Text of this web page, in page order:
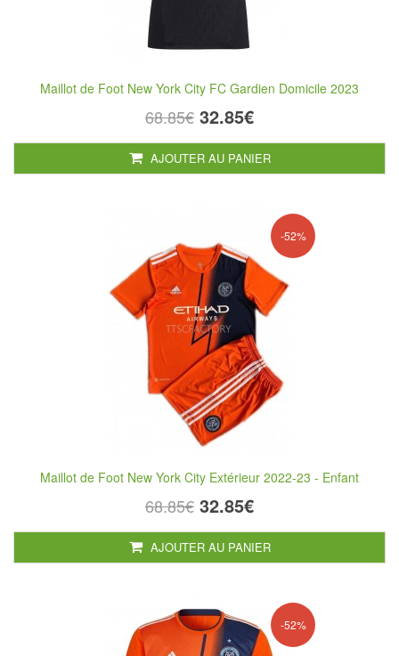
Maillot de Foot New York City FC Gardien Domicile 2023
68.85€ 32.85€
AJOUTER AU PANIER
-52%
Maillot de Foot New York City Extérieur 2022-23 - Enfant
68.85€ 32.85€
AJOUTER AU PANIER
-52%